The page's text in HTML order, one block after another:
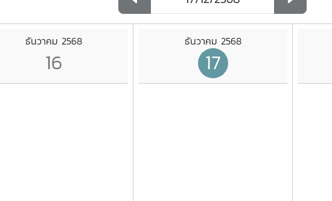
ธันวาคม 2568
16
ธันวาคม 2568
17